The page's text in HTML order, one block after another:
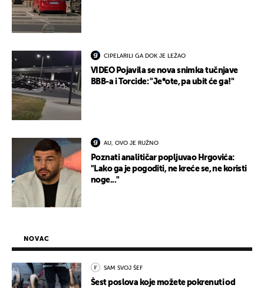
CIPELARILI GA DOK JE LEŽAO
VIDEO Pojavila se nova snimka tučnjave
BBB-a i Torcide: "Je*ote, pa ubit će ga!"
AU, OVO JE RUŽNO
Poznati analitičar popljuvao Hrgovića:
"Lako ga je pogoditi, ne kreće se, ne koristi
noge..."
NOVAC
SAM SVOJ ŠEF
Šest poslova koje možete pokrenuti od